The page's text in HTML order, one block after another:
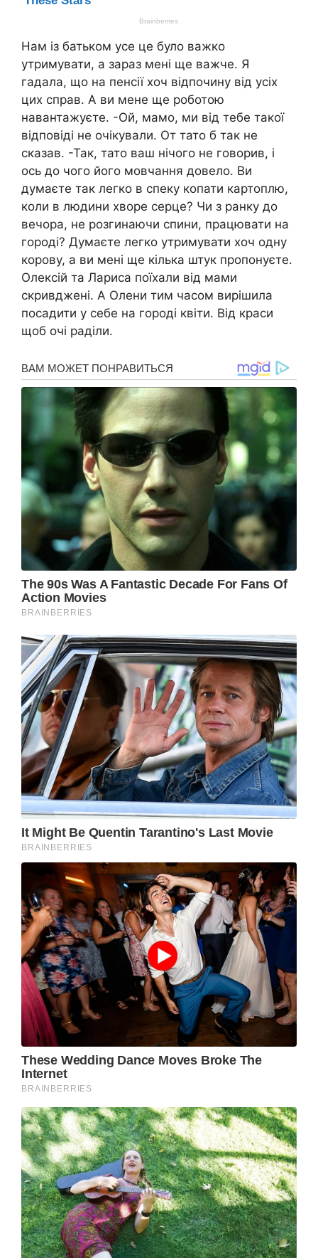
Нам із батьком усе це було вaжко
утримувати, а зараз мені ще важче. Я
гадала, що на пенсії хоч відпочину від усіх
цих справ. А ви мене ще роботою
навaнтажуєте. -Ой, мамо, ми від тебе такої
відповіді не очікували. От тато б так не
сказав. -Так, тато ваш нічого не говорив, і
ось до чого його мовчання довело. Ви
думаєте так легко в спеку копати картоплю,
коли в людини хвopе серце? Чи з ранку до
вечора, не розгинаючи спини, працювати на
городі? Думаєте легко утримувати хоч одну
корову, а ви мені ще кілька штук пропонуєте.
Олексій та Лариса поїхали від мами
скpивджені. А Олени тим часом вирішила
посадити у себе на городі квіти. Від краси
щоб очі раділи.